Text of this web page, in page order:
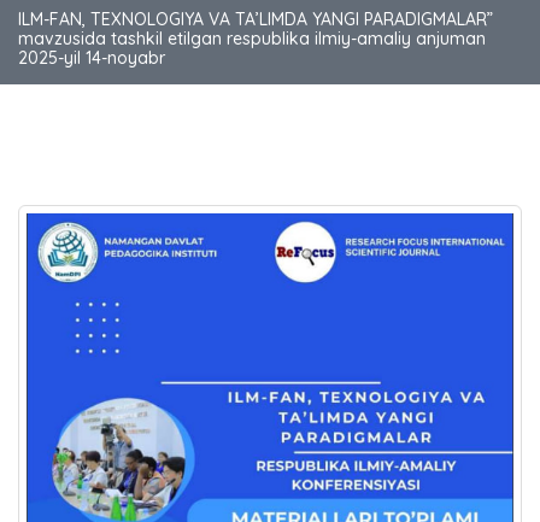
ILM-FAN, TEXNOLOGIYA VA TA’LIMDA YANGI PARADIGMALAR”
mavzusida tashkil etilgan respublika ilmiy-amaliy anjuman
2025-yil 14-noyabr